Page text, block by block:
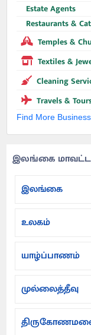
Estate Agents
Restaurants &
Temples &
Textiles &
Cleaning
Travels &
Find More
இலங்கை மாவட்ட
இலங்கை
உலகம்
யாழ்ப்பாணம்
முல்லைத்தீவு